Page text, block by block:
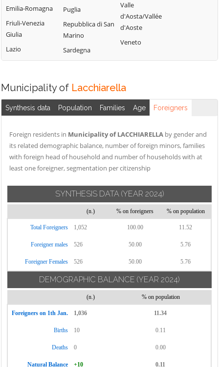
Calvignasco
Cambiago
Canegrate
Carpiano
Casorezzo
Cassano d'Adda
Pecchi
Cassinetta di
Lugagnano
Naviglio
Cerro al Lambro
Cerro Maggiore
Cesano Boscone
Cesate
Cinisello Balsamo
Cisliano
Cologno
Monzese
Cormano
Masate
Mediglia
Melegnano
Melzo
Milano
Motta Visconti
Novate Milanese
Noviglio
Opera
Ossona
Paderno
Dugnano
Parabiago
Paullo
Peschiera
Bornago
Olona
San Zenone al
Ticino
Segrate
Senago
Giovanni
Settala
Settimo Milanese
Trezzano Rosa
Trezzano sul
Naviglio
Trezzo sull'Adda
Tribiano
Truccazzano
Turbigo
Vanzaghello
Vanzago
Vermezzo con
Emilia-Romagna
Friuli-Venezia
Giulia
Lazio
Puglia
Repubblica di San
Marino
Sardegna
Valle
d'Aosta/Vallée
d'Aoste
Veneto
Municipality of Lacchiarella
Synthesis data Population Families Age Foreigners
Foreign residents in Municipality of LACCHIARELLA by gender and
its related demographic balance, number of foreign minors, families
with foreign head of household and number of households with at
least one foreigner, segmentation per citizenship
SYNTHESIS DATA (YEAR 2024)
(n.) % on foreigners % on population
Total Foreigners 1,052 100.00 11.52
Foreigner males 526 50.00 5.76
Foreigner Females 526 50.00 5.76
DEMOGRAPHIC BALANCE (YEAR 2024)
(n.) % on population
Foreigners on 1th Jan. 1,036 11.34
Births 10 0.11
Deaths 0 0.00
Natural Balance +10 0.11